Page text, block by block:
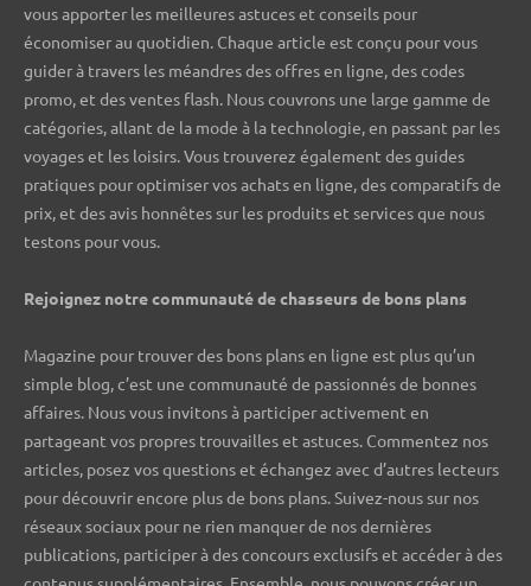
vous apporter les meilleures astuces et conseils pour
économiser au quotidien. Chaque article est conçu pour vous
guider à travers les méandres des offres en ligne, des codes
promo, et des ventes flash. Nous couvrons une large gamme de
catégories, allant de la mode à la technologie, en passant par les
voyages et les loisirs. Vous trouverez également des guides
pratiques pour optimiser vos achats en ligne, des comparatifs de
prix, et des avis honnêtes sur les produits et services que nous
testons pour vous.
Rejoignez notre communauté de chasseurs de bons plans ️
Magazine pour trouver des bons plans en ligne est plus qu’un
simple blog, c’est une communauté de passionnés de bonnes
affaires. Nous vous invitons à participer activement en
partageant vos propres trouvailles et astuces. Commentez nos
articles, posez vos questions et échangez avec d’autres lecteurs
pour découvrir encore plus de bons plans. Suivez-nous sur nos
réseaux sociaux pour ne rien manquer de nos dernières
publications, participer à des concours exclusifs et accéder à des